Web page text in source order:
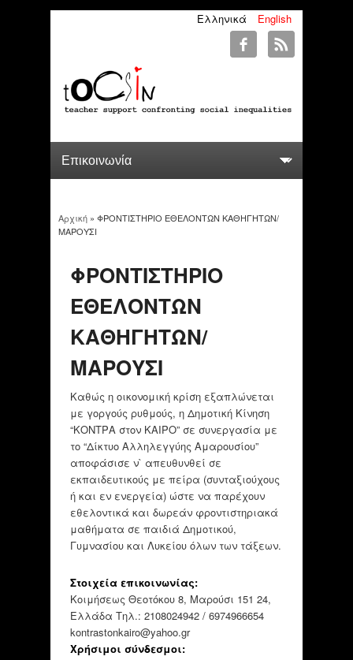
English
Ελληνικά
You are here
Αρχική» ΦΡΟΝΤΙΣΤΗΡΙΟ ΕΘΕΛΟΝΤΩΝ ΚΑΘΗΓΗΤΩΝ/
ΜΑΡΟΥΣΙ
ΦΡΟΝΤΙΣΤΗΡΙΟ
ΕΘΕΛΟΝΤΩΝ
ΚΑΘΗΓΗΤΩΝ/
ΜΑΡΟΥΣΙ
Καθώς η οικονομική κρίση εξαπλώνεται
με γοργούς ρυθμούς, η Δημοτική Κίνηση
“ΚΟΝΤΡΑ στον ΚΑΙΡΟ” σε συνεργασία με
το “Δίκτυο Αλληλεγγύης Αμαρουσίου”
αποφάσισε ν` απευθυνθεί σε
εκπαιδευτικούς με πείρα (συνταξιούχους
ή και εν ενεργεία) ώστε να παρέχουν
εθελοντικά και δωρεάν φροντιστηριακά
μαθήματα σε παιδιά Δημοτικού,
Γυμνασίου και Λυκείου όλων των τάξεων.
Στοιχεία επικοινωνίας:
Κοιμήσεως Θεοτόκου 8, Μαρούσι 151 24,
Ελλάδα Τηλ.: 2108024942 / 6974966654
kontrastonkairo@yahoo.gr
Χρήσιμοι σύνδεσμοι: